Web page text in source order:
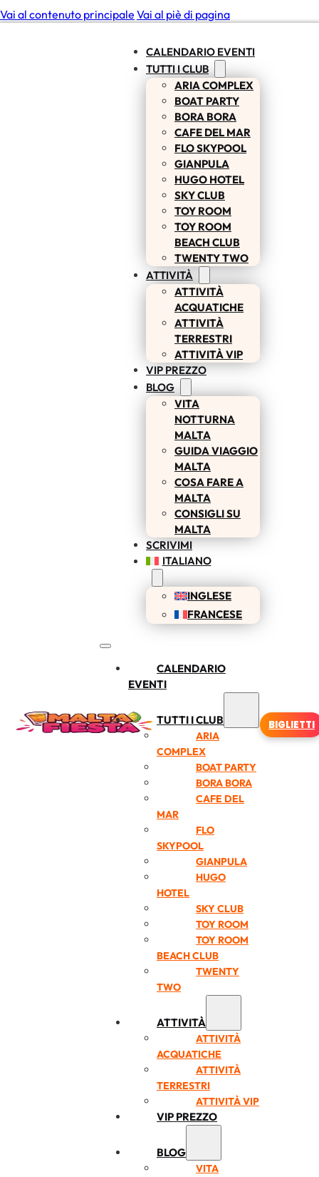
Vai al contenuto principale Vai al piè di pagina
CALENDARIO EVENTI
TUTTI I CLUB
ARIA COMPLEX
BOAT PARTY
BORA BORA
CAFE DEL MAR
FLO SKYPOOL
GIANPULA
HUGO HOTEL
SKY CLUB
TOY ROOM
TOY ROOM
BEACH CLUB
TWENTY TWO
ATTIVITÀ
ATTIVITÀ
ACQUATICHE
ATTIVITÀ
TERRESTRI
ATTIVITÀ VIP
VIP PREZZO
BLOG
VITA
NOTTURNA
MALTA
GUIDA VIAGGIO
MALTA
COSA FARE A
MALTA
CONSIGLI SU
MALTA
SCRIVIMI
ITALIANO
INGLESE
FRANCESE
CALENDARIO
EVENTI
TUTTI I CLUB
ARIA
COMPLEX
BOAT PARTY
BORA BORA
CAFE DEL
MAR
FLO
SKYPOOL
GIANPULA
HUGO
HOTEL
SKY CLUB
TOY ROOM
TOY ROOM
BEACH CLUB
TWENTY
TWO
ATTIVITÀ
ATTIVITÀ
ACQUATICHE
ATTIVITÀ
TERRESTRI
ATTIVITÀ VIP
VIP PREZZO
BLOG
VITA
BIGLIETTI